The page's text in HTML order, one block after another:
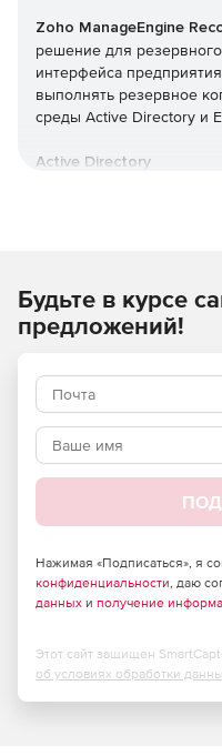
Zoho ManageEngine
решение для
интерфейса
выполнять резервное
среды Active Directory и
Active Directory
сохранением
объекты, в виде
Восстановление
атрибутов в один
копий и
сроком в полную
пространство для
Выполнение
необходимости
Будьте в курсе
предложений!
Нажимая «Подписаться», я
конфиденциальности, даю
данных и получение
Этот сайт защищен
об условиях обработки